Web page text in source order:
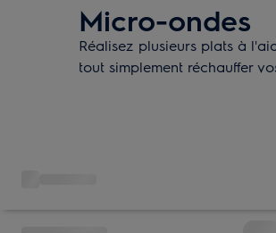
Micro-ondes
Réalisez plusieurs plats à
tout simplement réchauffer